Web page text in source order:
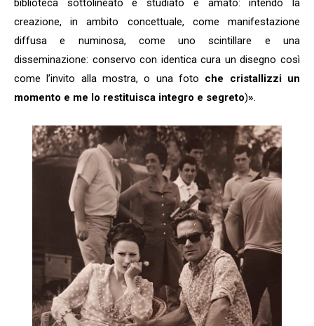
biblioteca sottolineato e studiato e amato: intendo la
creazione, in ambito concettuale, come manifestazione
diffusa e numinosa, come uno scintillare e una
disseminazione: conservo con identica cura un disegno così
come l’invito alla mostra, o una foto che cristallizzi un
momento e me lo restituisca integro e segreto)».